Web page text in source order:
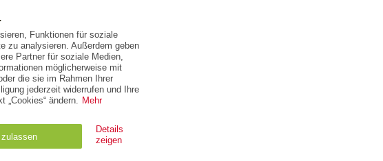
ZUM THEMA
Funktionen für soziale
zu analysieren. Außerdem geben
Partner für soziale Medien,
möglicherweise mit
die sie im Rahmen Ihrer
jederzeit widerrufen und Ihre
„Cookies“ ändern. Mehr
Details
zeigen